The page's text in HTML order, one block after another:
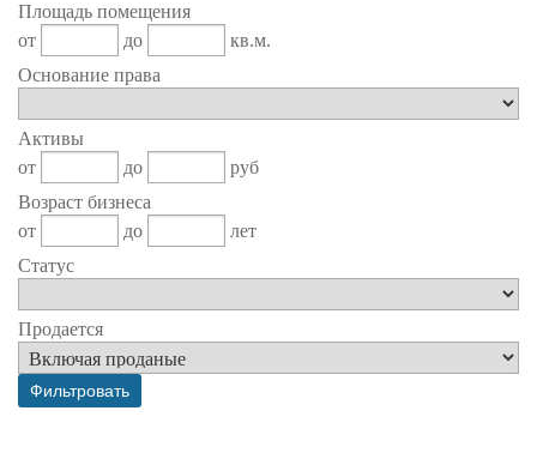
Площадь помещения
от
до
кв.м.
Основание права
Активы
от
до
руб
Возраст бизнеса
от
до
лет
Статус
Продается